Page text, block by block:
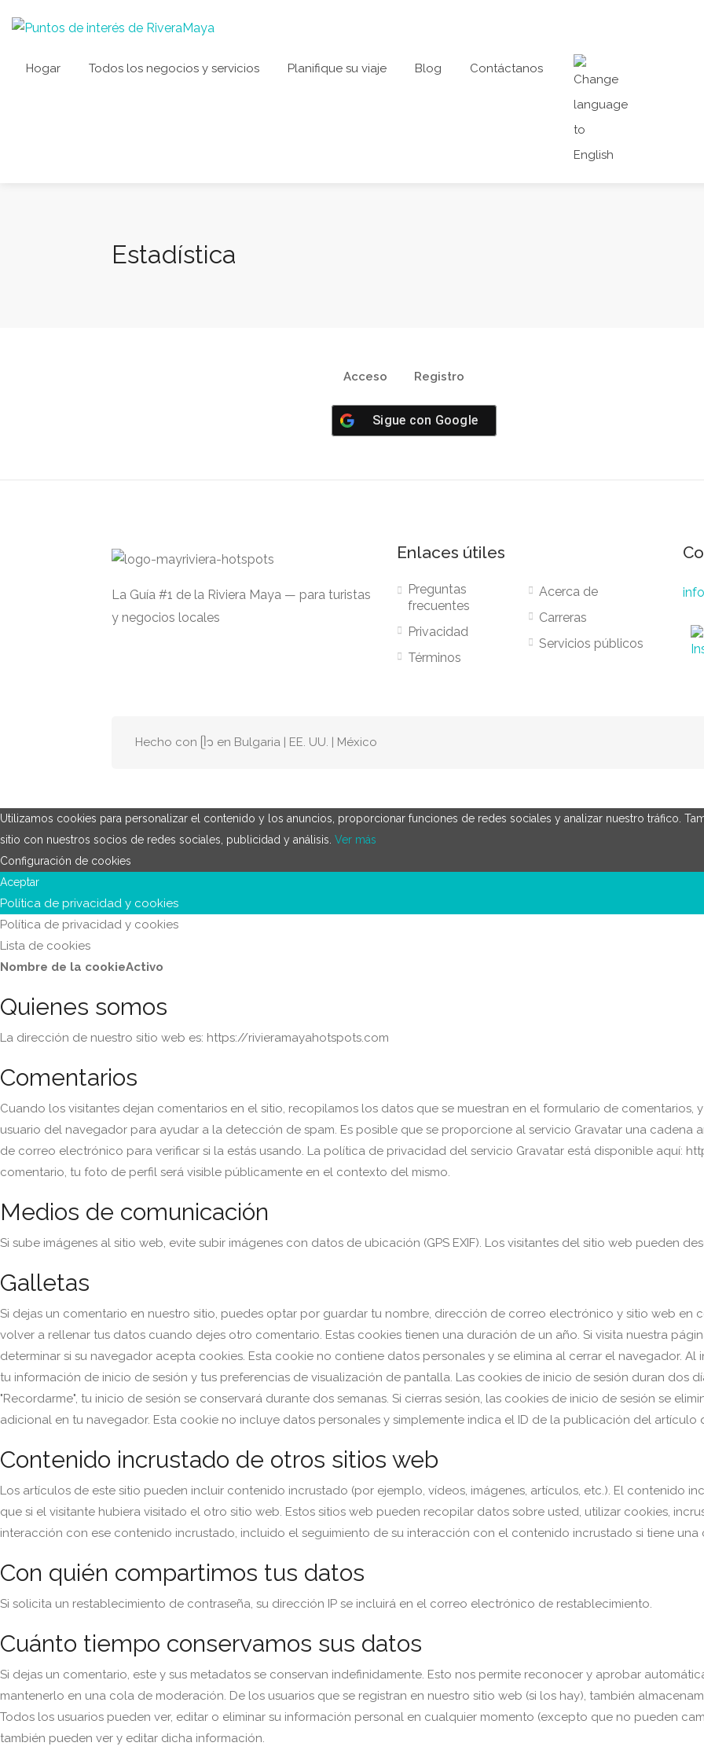
Hogar Todos los negocios y servicios Planifique su viaje Blog Contáctanos
Estadística
Acceso Registro
Sigue con Google
La Guía #1 de la Riviera Maya — para turistas
y negocios locales
Enlaces útiles
Preguntas
frecuentes
Privacidad
Términos
Acerca de
Carreras
Servicios públicos
Hecho con ᥫ᭡ en Bulgaria | EE. UU. | México
Utilizamos cookies para personalizar el contenido y los anuncios, proporcionar funciones de redes sociales y analizar nuestro tráfico.
sitio con nuestros socios de redes sociales, publicidad y análisis. Ver más
Configuración de cookies
Aceptar
Política de privacidad y cookies
Política de privacidad y cookies
Lista de cookies
Nombre de la cookieActivo
Quienes somos
La dirección de nuestro sitio web es: https://rivieramayahotspots.com
Comentarios
Cuando los visitantes dejan comentarios en el sitio, recopilamos los datos que se muestran en el formulario de
usuario del navegador para ayudar a la detección de spam. Es posible que se proporcione al servicio Gravatar una
de correo electrónico para verificar si la estás usando. La política de privacidad del servicio Gravatar está disponible aquí:
comentario, tu foto de perfil será visible públicamente en el contexto del mismo.
Medios de comunicación
Si sube imágenes al sitio web, evite subir imágenes con datos de ubicación (GPS EXIF). Los visitantes del sitio web pueden
Galletas
Si dejas un comentario en nuestro sitio, puedes optar por guardar tu nombre, dirección de correo electrónico y sitio web en
volver a rellenar tus datos cuando dejes otro comentario. Estas cookies tienen una duración de un año. Si visita nuestra
determinar si su navegador acepta cookies. Esta cookie no contiene datos personales y se elimina al cerrar el navegador. Al
tu información de inicio de sesión y tus preferencias de visualización de pantalla. Las cookies de inicio de sesión duran dos
"Recordarme", tu inicio de sesión se conservará durante dos semanas. Si cierras sesión, las cookies de inicio de sesión se
adicional en tu navegador. Esta cookie no incluye datos personales y simplemente indica el ID de la publicación del
Contenido incrustado de otros sitios web
Los artículos de este sitio pueden incluir contenido incrustado (por ejemplo, vídeos, imágenes, artículos, etc.). El contenido
que si el visitante hubiera visitado el otro sitio web. Estos sitios web pueden recopilar datos sobre usted, utilizar cookies,
interacción con ese contenido incrustado, incluido el seguimiento de su interacción con el contenido incrustado si tiene
Con quién compartimos tus datos
Si solicita un restablecimiento de contraseña, su dirección IP se incluirá en el correo electrónico de restablecimiento.
Cuánto tiempo conservamos sus datos
Si dejas un comentario, este y sus metadatos se conservan indefinidamente. Esto nos permite reconocer y aprobar
mantenerlo en una cola de moderación. De los usuarios que se registran en nuestro sitio web (si los hay), también
Todos los usuarios pueden ver, editar o eliminar su información personal en cualquier momento (excepto que no pueden
también pueden ver y editar dicha información.